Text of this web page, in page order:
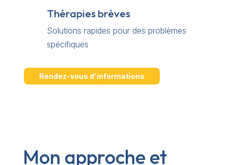
Thérapies brèves
Solutions rapides pour des problèmes
spécifiques
Rendez-vous d'informations
Mon approche et